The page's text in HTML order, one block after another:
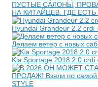
ПУСТЫЕ САЛОНЫ,
НА КИТАЙЦЕВ. ГДЕ ЕСТЬ
Hyundai Grandeur 2.2 crdi
Делаем ветер с новых
Kia Sportage 2018 2.0 crdi